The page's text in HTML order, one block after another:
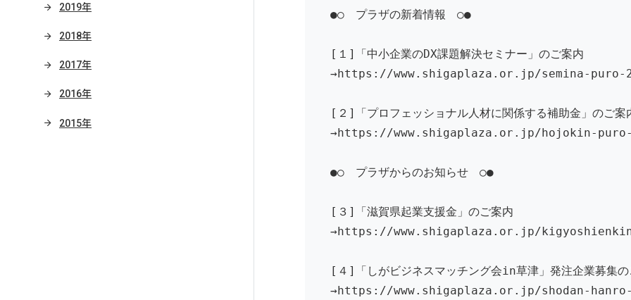
2019年
2018年
2017年
2016年
2015年
●○ プラザの新着情報 ○●
[１]「中小企業のDX課題解決セミナー」のご案内
→https://www.shigaplaza.or.jp/semina-puro-
[２]「プロフェッショナル人材に関係する補助金」のご案
→https://www.shigaplaza.or.jp/hojokin-puro-
●○ プラザからのお知らせ ○●
[３]「滋賀県起業支援金」のご案内
→https://www.shigaplaza.or.jp/
[４]「しがビジネスマッチング会in草津」発注企業募集の
→https://www.shigaplaza.or.jp/shodan-hanro-